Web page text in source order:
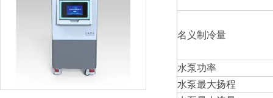
名义制冷量
水泵功率
水泵最大扬程